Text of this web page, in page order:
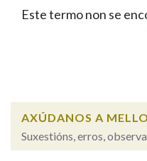
Facebook
TwitterYoutubeInstagram
Bluesky
BUSCAR NOS LEMAS
Remata por
Este termo non se
AXÚDANOS A
Suxestións, erros,